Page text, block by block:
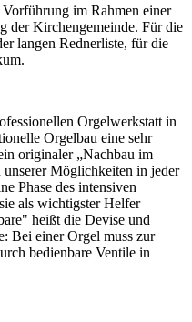
im Rahmen einer
der Kirchengemeinde. Für die
langen Rednerliste, für die
Orgelwerkstatt in
Orgelbau eine sehr
originaler „Nachbau im
Möglichkeiten in jeder
Phase des intensiven
als wichtigster Helfer
heißt die Devise und
Bei einer Orgel muss zur
bedienbare Ventile in